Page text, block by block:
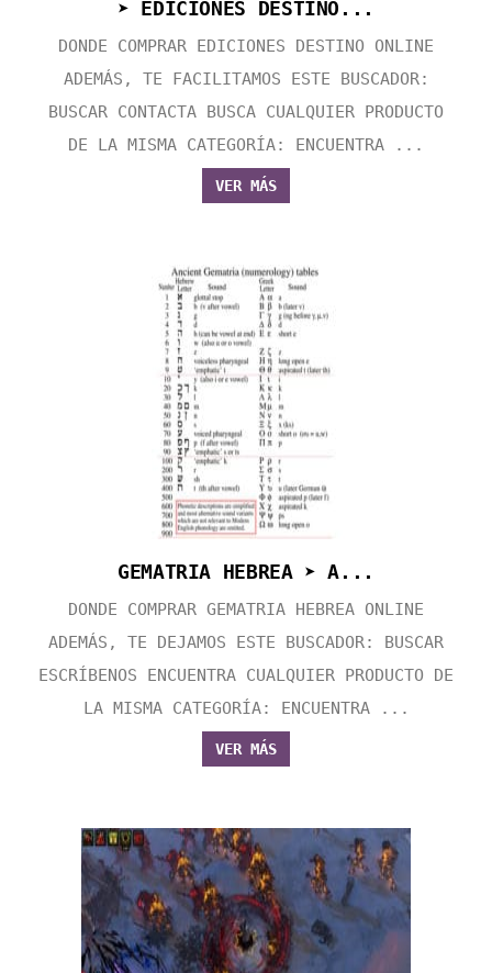
➤ EDICIONES DESTINO...
DONDE COMPRAR EDICIONES DESTINO ONLINE
ADEMÁS, TE FACILITAMOS ESTE BUSCADOR:
BUSCAR CONTACTA BUSCA CUALQUIER PRODUCTO
DE LA MISMA CATEGORÍA: ENCUENTRA ...
VER MÁS
GEMATRIA HEBREA ➤ A...
DONDE COMPRAR GEMATRIA HEBREA ONLINE
ADEMÁS, TE DEJAMOS ESTE BUSCADOR: BUSCAR
ESCRÍBENOS ENCUENTRA CUALQUIER PRODUCTO DE
LA MISMA CATEGORÍA: ENCUENTRA ...
VER MÁS